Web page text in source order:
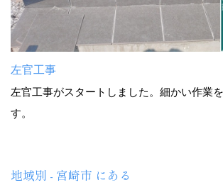
左官工事
左官工事がスタートしました。細かい作業
す。
地域別 - 宮崎市 にある